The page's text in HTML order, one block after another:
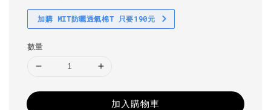
加購 MIT防曬透氣棉T 只要190元
數量
加入購物車